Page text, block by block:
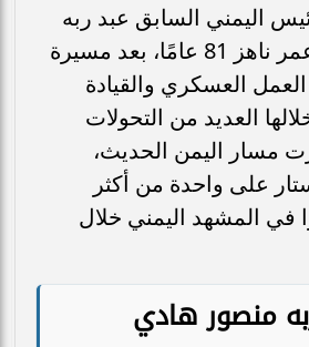
اليمني السابق عبد ربه
منصور هادي عن عمر ناهز 81 عامًا، بعد مسيرة
العسكري والقيادة
العديد من التحولات
مسار اليمن الحديث،
على واحدة من أكثر
المشهد اليمني خلال
منصور هادي